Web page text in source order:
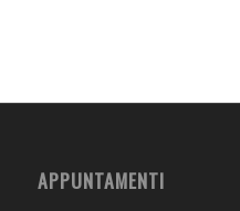
APPUNTAMENTI